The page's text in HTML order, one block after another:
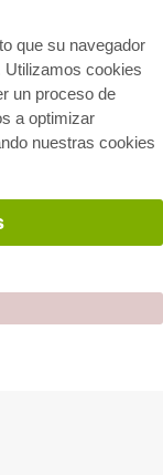
que su navegador
Utilizamos cookies
un proceso de
a optimizar
nuestras cookies